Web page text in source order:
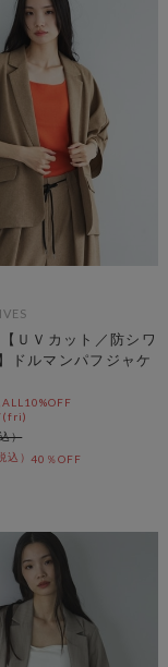
【ＵＶカット／防シワ
ドルマンパフジャケ
40％OFF